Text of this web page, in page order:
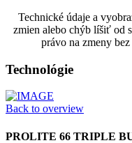
Technické údaje a
zmien alebo chýb líšiť od
právo na zmeny
Technológie
Back to overview
PROLITE 66 TRIPLE